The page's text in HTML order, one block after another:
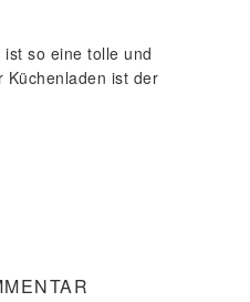
so eine tolle und
Küchenladen ist der